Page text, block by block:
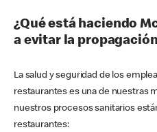
¿Qué está haciendo
a evitar la
La salud y seguridad de los
restaurantes es una de nuestras
nuestros procesos sanitarios
restaurantes: